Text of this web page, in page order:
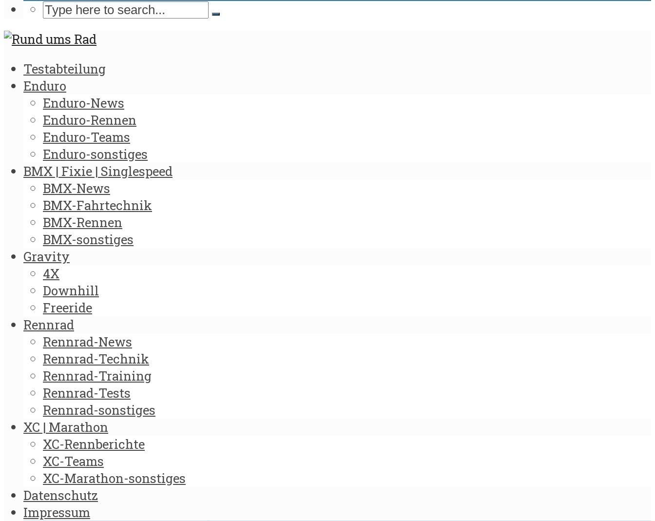
Testabteilung
Enduro
Enduro-News
Enduro-Rennen
Enduro-Teams
Enduro-sonstiges
BMX | Fixie | Singlespeed
BMX-News
BMX-Fahrtechnik
BMX-Rennen
BMX-sonstiges
Gravity
4X
Downhill
Freeride
Rennrad
Rennrad-News
Rennrad-Technik
Rennrad-Training
Rennrad-Tests
Rennrad-sonstiges
XC | Marathon
XC-Rennberichte
XC-Teams
XC-Marathon-sonstiges
Datenschutz
Impressum